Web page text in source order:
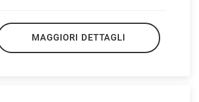
MAGGIORI DETTAGLI